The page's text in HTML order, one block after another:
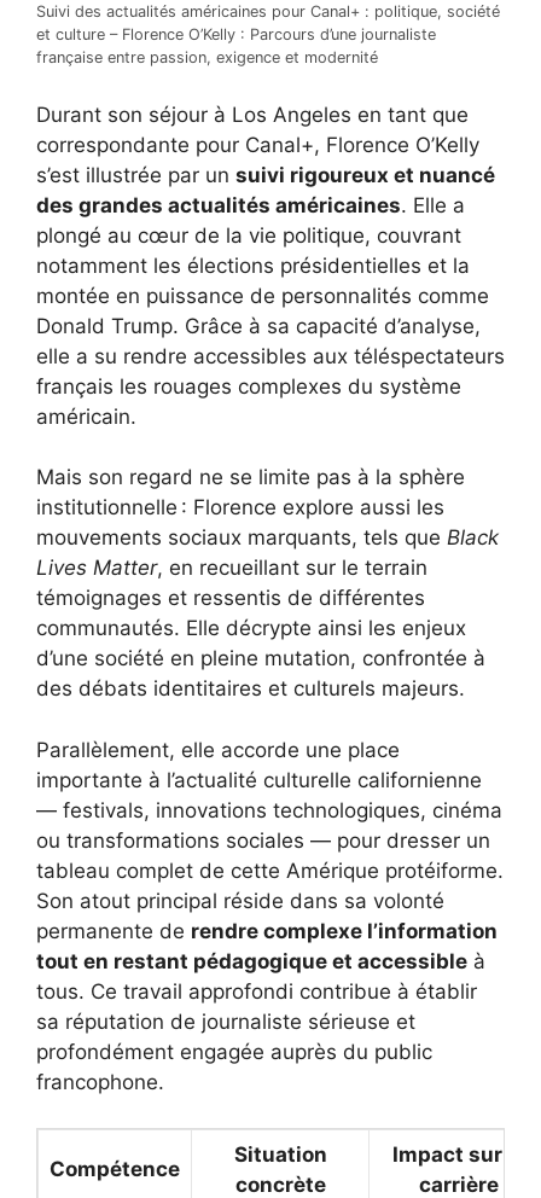
Suivi des actualités américaines pour Canal+ : politique, société
et culture – Florence O’Kelly : Parcours d’une journaliste
française entre passion, exigence et modernité
Durant son séjour à Los Angeles en tant que
correspondante pour Canal+, Florence O’Kelly
s’est illustrée par un suivi rigoureux et nuancé
des grandes actualités américaines. Elle a
plongé au cœur de la vie politique, couvrant
notamment les élections présidentielles et la
montée en puissance de personnalités comme
Donald Trump. Grâce à sa capacité d’analyse,
elle a su rendre accessibles aux téléspectateurs
français les rouages complexes du système
américain.
Mais son regard ne se limite pas à la sphère
institutionnelle : Florence explore aussi les
mouvements sociaux marquants, tels que Black
Lives Matter, en recueillant sur le terrain
témoignages et ressentis de différentes
communautés. Elle décrypte ainsi les enjeux
d’une société en pleine mutation, confrontée à
des débats identitaires et culturels majeurs.
Parallèlement, elle accorde une place
importante à l’actualité culturelle californienne
— festivals, innovations technologiques, cinéma
ou transformations sociales — pour dresser un
tableau complet de cette Amérique protéiforme.
Son atout principal réside dans sa volonté
permanente de rendre complexe l’information
tout en restant pédagogique et accessible à
tous. Ce travail approfondi contribue à établir
sa réputation de journaliste sérieuse et
profondément engagée auprès du public
francophone.
Compétence
Situation
concrète
Impact sur la
carrière